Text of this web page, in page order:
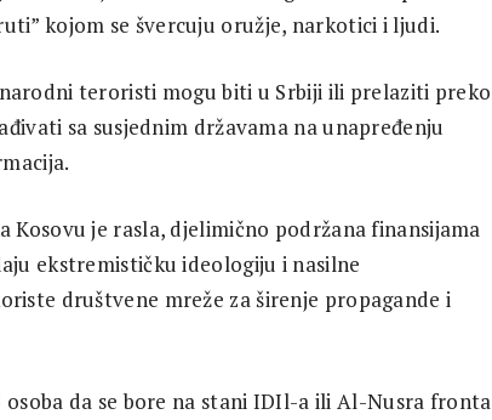
kojom se švercuju oružje, narkotici i ljudi.
teroristi mogu biti u Srbiji ili prelaziti preko
sa susjednim državama na unapređenju
Kosovu je rasla, djelimično podržana finansijama
ekstremističku ideologiju i nasilne
društvene mreže za širenje propagande i
osoba da se bore na stani IDIl-a ili Al-Nusra fronta